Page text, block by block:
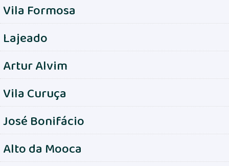
Vila Formosa
Lajeado
Artur Alvim
Vila Curuça
José Bonifácio
Alto da Mooca